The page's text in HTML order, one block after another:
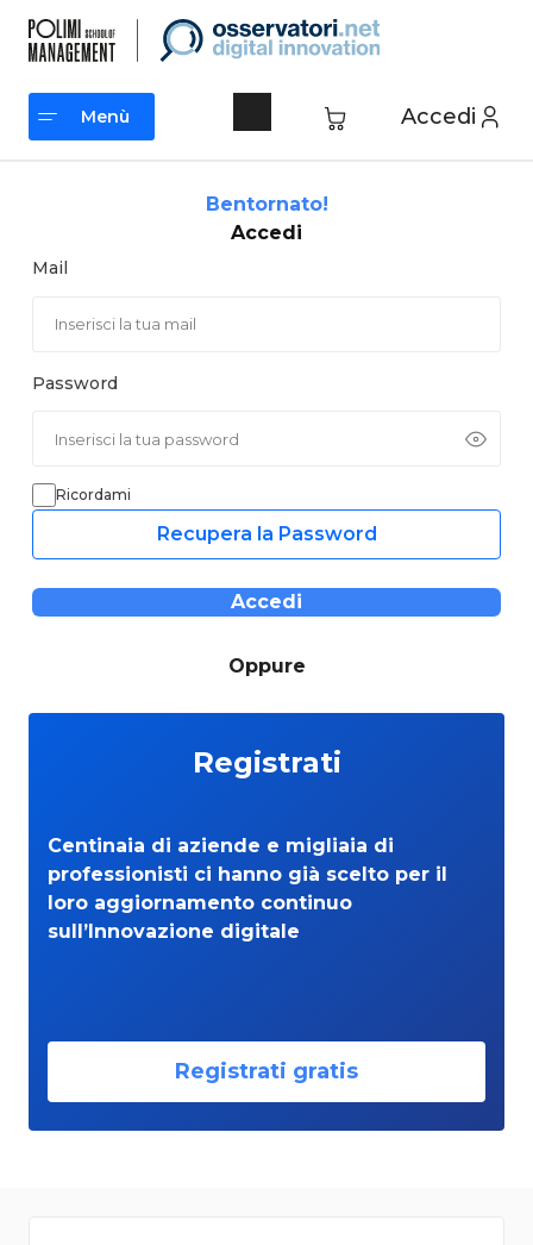
contenuto
Accedi
Menù
Bentornato!
Accedi
Mail
Password
Ricordami
Recupera la Password
Accedi
Oppure
Registrati
Centinaia di aziende e migliaia di
professionisti ci hanno già scelto per il
loro aggiornamento continuo
sull’Innovazione digitale
Registrati gratis